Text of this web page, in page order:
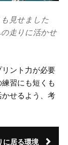
見せました
走りに活かせ
ント力が必要
習にも短くも
せるよう、考
に居る環境